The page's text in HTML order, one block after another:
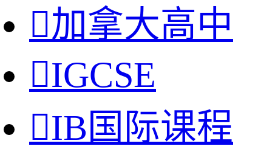
加拿大高中
IGCSE
IB国际课程